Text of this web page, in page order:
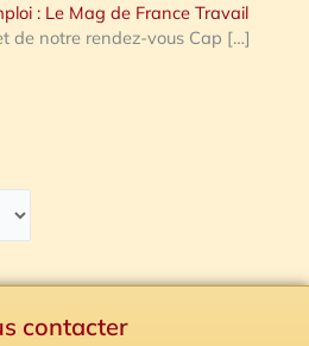
: Le Mag de France Travail
de notre rendez-vous Cap […]
contacter